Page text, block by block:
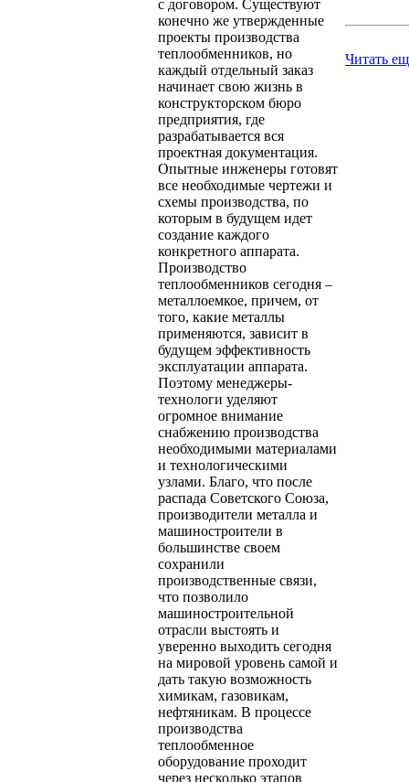
с договором. Существуют
конечно же утвержденные
проекты производства
теплообменников, но
каждый отдельный заказ
начинает свою жизнь в
конструкторском бюро
предприятия, где
разрабатывается вся
проектная документация.
Опытные инженеры готовят
все необходимые чертежи и
схемы производства, по
которым в будущем идет
создание каждого
конкретного аппарата.
Производство
теплообменников сегодня –
металлоемкое, причем, от
того, какие металлы
применяются, зависит в
будущем эффективность
эксплуатации аппарата.
Поэтому менеджеры-
технологи уделяют
огромное внимание
снабжению производства
необходимыми материалами
и технологическими
узлами. Благо, что после
распада Советского Союза,
производители металла и
машиностроители в
большинстве своем
сохранили
производственные связи,
что позволило
машиностроительной
отрасли выстоять и
уверенно выходить сегодня
на мировой уровень самой и
дать такую возможность
химикам, газовикам,
нефтяникам. В процессе
производства
теплообменное
оборудование проходит
через несколько этапов
Читать